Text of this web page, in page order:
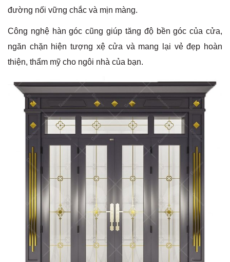
đường nối vững chắc và mịn màng.
Công nghệ hàn góc cũng giúp tăng độ bền góc của cửa,
ngăn chặn hiện tượng xệ cửa và mang lại vẻ đẹp hoàn
thiện, thẩm mỹ cho ngôi nhà của bạn.